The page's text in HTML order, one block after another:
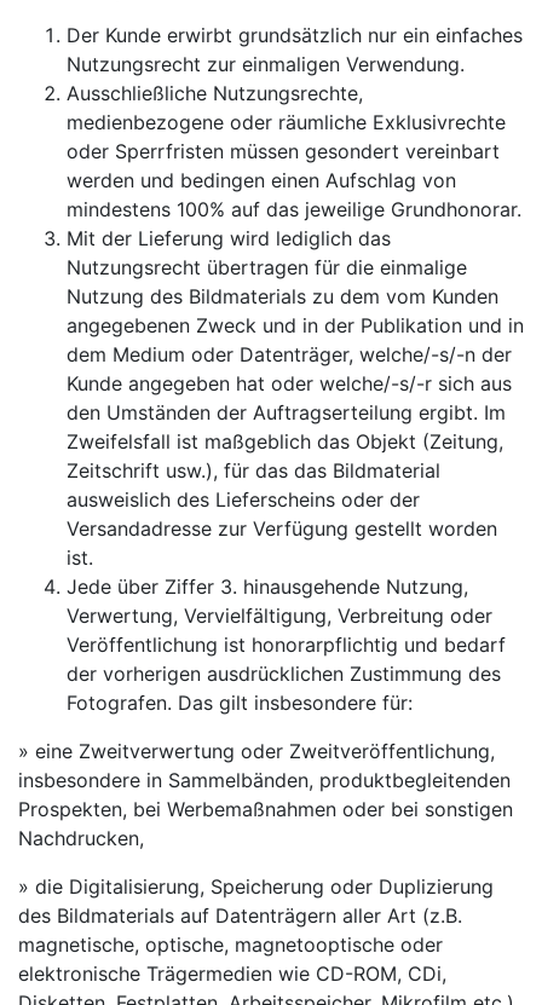
Der Kunde erwirbt grundsätzlich nur ein einfaches
Nutzungsrecht zur einmaligen Verwendung.
Ausschließliche Nutzungsrechte,
medienbezogene oder räumliche Exklusivrechte
oder Sperrfristen müssen gesondert vereinbart
werden und bedingen einen Aufschlag von
mindestens 100% auf das jeweilige Grundhonorar.
Mit der Lieferung wird lediglich das
Nutzungsrecht übertragen für die einmalige
Nutzung des Bildmaterials zu dem vom Kunden
angegebenen Zweck und in der Publikation und in
dem Medium oder Datenträger, welche/-s/-n der
Kunde angegeben hat oder welche/-s/-r sich aus
den Umständen der Auftragserteilung ergibt. Im
Zweifelsfall ist maßgeblich das Objekt (Zeitung,
Zeitschrift usw.), für das das Bildmaterial
ausweislich des Lieferscheins oder der
Versandadresse zur Verfügung gestellt worden
ist.
Jede über Ziffer 3. hinausgehende Nutzung,
Verwertung, Vervielfältigung, Verbreitung oder
Veröffentlichung ist honorarpflichtig und bedarf
der vorherigen ausdrücklichen Zustimmung des
Fotografen. Das gilt insbesondere für:
» eine Zweitverwertung oder Zweitveröffentlichung,
insbesondere in Sammelbänden, produktbegleitenden
Prospekten, bei Werbemaßnahmen oder bei sonstigen
Nachdrucken,
» die Digitalisierung, Speicherung oder Duplizierung
des Bildmaterials auf Datenträgern aller Art (z.B.
magnetische, optische, magnetooptische oder
elektronische Trägermedien wie CD-ROM, CDi,